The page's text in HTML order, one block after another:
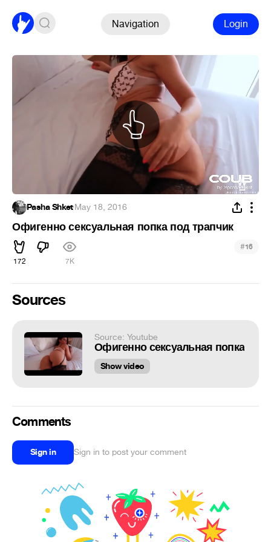
Navigation Login
Pasha Shket·May 18, 2016
Офигенно сексуальная попка под трапчик
172 7K
#16
Sources
Source: Youtube
Офигенно сексуальная попка
Show video
Comments
Sign in Sign in to post your comment